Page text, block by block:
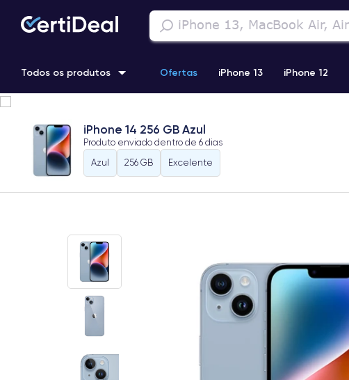
Todos os produtos Ofertas iPhone 13 iPhone 12
iPhone 11 Pro
iPhone 14 256 GB Azul
Produto enviado dentro de 6 dias
Azul
256 GB Excelente